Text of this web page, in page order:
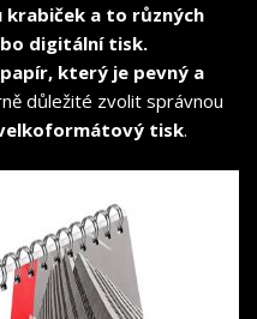
krabiček a to různých
digitální tisk.
který je pevný a
důležité zvolit správnou
tisk.